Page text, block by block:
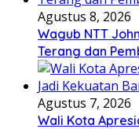
Agustus 8, 2026
Wagub NTT
Terang dan
Agustus 7, 2026
Wali Kota